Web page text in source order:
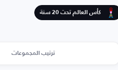
كأس العالم تحت 20 سنة
ترتيب المجموعات